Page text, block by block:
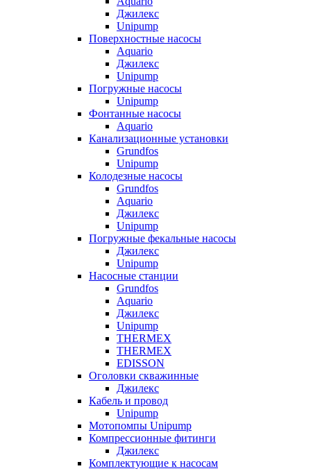
Джилекс
Unipump
Поверхностные насосы
Aquario
Джилекс
Unipump
Погружные насосы
Unipump
Фонтанные насосы
Aquario
Канализационные установки
Grundfos
Unipump
Колодезные насосы
Grundfos
Aquario
Джилекс
Unipump
Погружные фекальные насосы
Джилекс
Unipump
Насосные станции
Grundfos
Aquario
Джилекс
Unipump
THERMEX
THERMEX
EDISSON
Оголовки скважинные
Джилекс
Кабель и провод
Unipump
Мотопомпы Unipump
Компрессионные фитинги
Джилекс
Комплектующие к насосам